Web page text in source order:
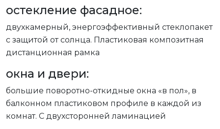
остекление фасадное:
двухкамерный, энергоэффективный стеклопакет
с защитой от солнца. Пластиковая композитная
дистанционная рамка
окна и двери:
большие поворотно-откидные окна «в пол», в
балконном пластиковом профиле в каждой из
комнат. С двухсторонней ламинацией